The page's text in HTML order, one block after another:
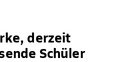
derzeit
Schüler